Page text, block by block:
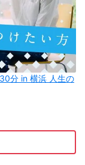
分 in 横浜 人生の